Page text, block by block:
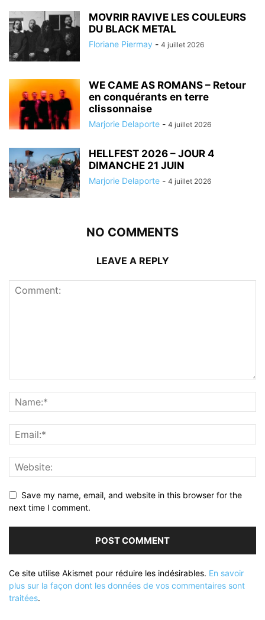
MOVRIR RAVIVE LES COULEURS
DU BLACK METAL
Floriane Piermay - 4 juillet 2026
WE CAME AS ROMANS – Retour
en conquérants en terre
clissonnaise
Marjorie Delaporte - 4 juillet 2026
HELLFEST 2026 – JOUR 4
DIMANCHE 21 JUIN
Marjorie Delaporte - 4 juillet 2026
NO COMMENTS
LEAVE A REPLY
Save my name, email, and website in this browser for the
next time I comment.
Ce site utilise Akismet pour réduire les indésirables. En savoir
plus sur la façon dont les données de vos commentaires sont
traitées.